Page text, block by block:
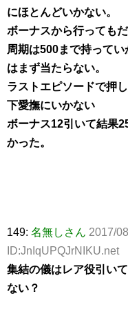
にほとんどいかない。
ボーナスから行っても
周期は500まで持って
はまず当たらない。
ラストエピソードで押
下愛撫にいかない
ボーナス12引いて結果
かった。
149: 名無しさん 2017/
ID:JnIqUPQJrNIKU.net
集結の儀はレア役引い
ない？